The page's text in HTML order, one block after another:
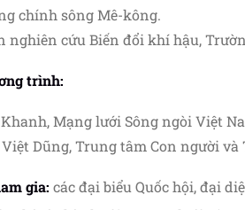
chính sông Mê-kông.
nghiên cứu Biến đổi khí hậu,
trình:
Mạng lưới Sông ngòi Việt
Dũng, Trung tâm Con người
gia: các đại biểu Quốc hội, đại